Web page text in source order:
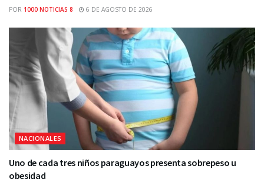
POR 1000 NOTICIAS 8 6 DE AGOSTO DE 2026
NACIONALES
Uno de cada tres niños paraguayos presenta sobrepeso u
obesidad